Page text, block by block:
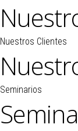
Nuestros Clientes
Seminarios